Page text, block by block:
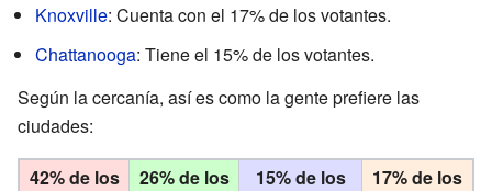
Knoxville: Cuenta con el 17% de los votantes.
Chattanooga: Tiene el 15% de los votantes.
Según la cercanía, así es como la gente prefiere las
ciudades:
42% de los
26% de los
15% de los
17% de los